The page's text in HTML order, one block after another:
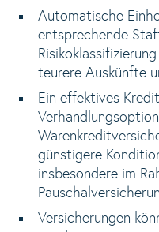
Automatische
entsprechende
teurere Auskünfte
Ein effektives
günstigere
insbesondere im
Versicherungen